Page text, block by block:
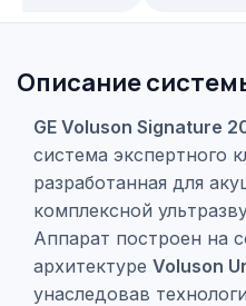
Описание
GE Voluson Signature
система экспертного
разработанная для
комплексной
Аппарат построен на
архитектуре Voluson
унаследовав